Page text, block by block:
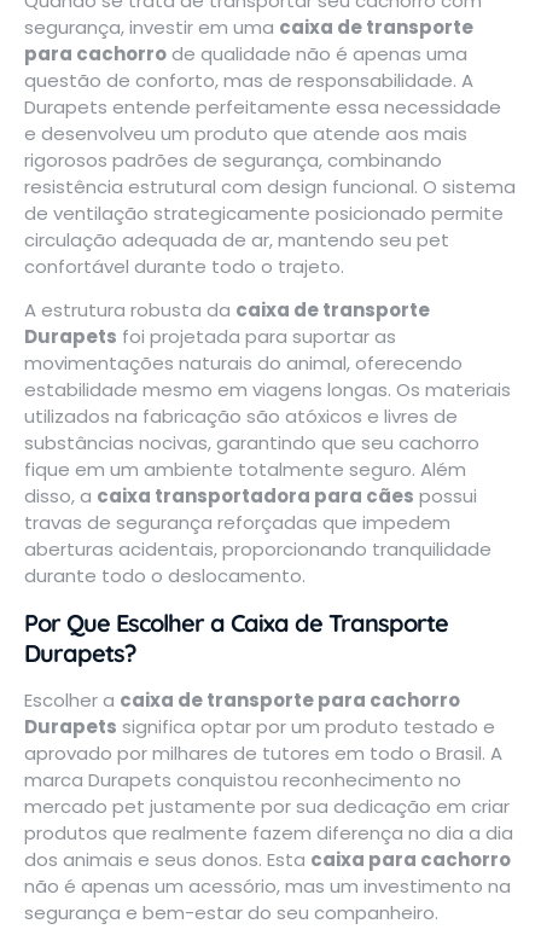
segurança, investir em uma caixa de transporte
para cachorrode qualidade não é apenas uma
questão de conforto, mas de responsabilidade. A
Durapets entende perfeitamente essa necessidade
e desenvolveu um produto que atende aos mais
rigorosos padrões de segurança, combinando
resistência estrutural com design funcional. O sistema
de ventilação strategicamente posicionado permite
circulação adequada de ar, mantendo seu pet
confortável durante todo o trajeto.
A estrutura robusta da caixa de transporte
Durapets foi projetada para suportar as
movimentações naturais do animal, oferecendo
estabilidade mesmo em viagens longas. Os materiais
utilizados na fabricação são atóxicos e livres de
substâncias nocivas, garantindo que seu cachorro
fique em um ambiente totalmente seguro. Além
disso, a caixa transportadora para cães possui
travas de segurança reforçadas que impedem
aberturas acidentais, proporcionando tranquilidade
durante todo o deslocamento.
Por Que Escolher a Caixa de Transporte
Durapets?
Escolher a caixa de transporte para cachorro
Durapets significa optar por um produto testado e
aprovado por milhares de tutores em todo o Brasil. A
marca Durapets conquistou reconhecimento no
mercado pet justamente por sua dedicação em criar
produtos que realmente fazem diferença no dia a dia
dos animais e seus donos. Esta caixa para cachorro
não é apenas um acessório, mas um investimento na
segurança e bem-estar do seu companheiro.